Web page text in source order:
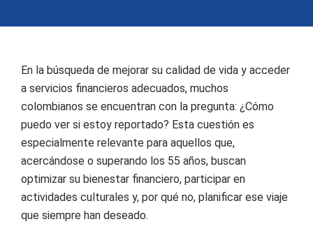
En la búsqueda de mejorar su calidad de vida y acceder
a servicios financieros adecuados, muchos
colombianos se encuentran con la pregunta: ¿Cómo
puedo ver si estoy reportado? Esta cuestión es
especialmente relevante para aquellos que,
acercándose o superando los 55 años, buscan
optimizar su bienestar financiero, participar en
actividades culturales y, por qué no, planificar ese viaje
que siempre han deseado.